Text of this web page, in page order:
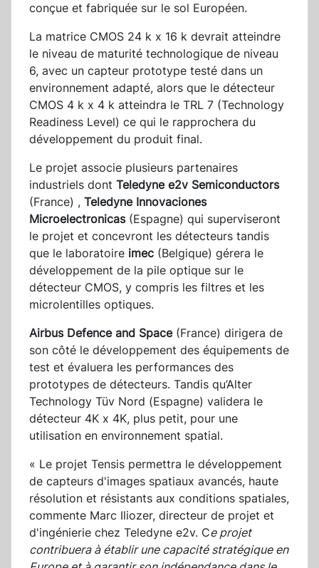
conçue et fabriquée sur le sol Européen.
La matrice CMOS 24 k x 16 k devrait atteindre
le niveau de maturité technologique de niveau
6, avec un capteur prototype testé dans un
environnement adapté, alors que le détecteur
CMOS 4 k x 4 k atteindra le TRL 7 (Technology
Readiness Level) ce qui le rapprochera du
développement du produit final.
Le projet associe plusieurs partenaires
industriels dont Teledyne e2v Semiconductors
(France) , Teledyne Innovaciones
Microelectronicas(Espagne) qui superviseront
le projet et concevront les détecteurs tandis
que le laboratoire imec (Belgique) gérera le
développement de la pile optique sur le
détecteur CMOS, y compris les filtres et les
microlentilles optiques.
Airbus Defence and Space(France) dirigera de
son côté le développement des équipements de
test et évaluera les performances des
prototypes de détecteurs. Tandis qu’Alter
Technology Tüv Nord (Espagne) validera le
détecteur 4K x 4K, plus petit, pour une
utilisation en environnement spatial.
« Le projet Tensis permettra le développement
de capteurs d'images spatiaux avancés, haute
résolution et résistants aux conditions spatiales,
commente Marc Iliozer, directeur de projet et
d'ingénierie chez Teledyne e2v. Ce projet
contribuera à établir une capacité stratégique en